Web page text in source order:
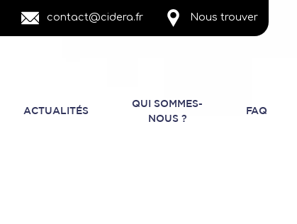
contact@cidera.fr Nous trouver
ACTUALITÉS
QUI SOMMES-
NOUS ?
FAQ